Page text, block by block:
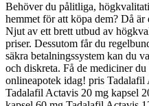
Behöver du pålitliga,
hemmet för att köpa dem? Då
Njut av ett brett utbud av
priser. Dessutom får du
säkra betalningssystem kan du
och diskreta. Få de mediciner
onlineapotek idag! pris
Tadalafil Actavis 20 mg kapsel